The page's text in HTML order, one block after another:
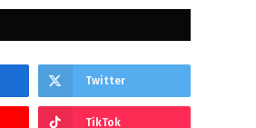
Twitter
TikTok